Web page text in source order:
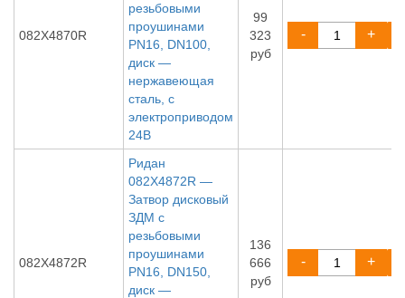
082X4870R
резьбовыми
проушинами
PN16, DN100,
диск —
нержавеющая
сталь, с
электроприводом
24В
99
323
руб
- +
082X4872R
Ридан
082X4872R —
Затвор дисковый
ЗДМ с
резьбовыми
проушинами
PN16, DN150,
диск —
136
666
руб
- +